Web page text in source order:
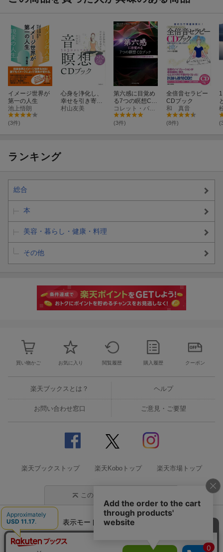
イメージ世界が
第一の人生
池上悟朗
(3件)
心身を浄化し、
幸せを引き寄せ
る音瞑想CDブッ
村山友美
第六感に目覚め
る7つの瞑想CD
ブック
コレット・バロン・リード
(3件)
全倍音セラピー
CDブック
和 真音
(8件)
ランキング
総合
本
美容・暮らし・健康・料理
その他
買い物かご お気に入り 閲覧履歴 購入履歴 クーポン
楽天ブックスとは？ ヘルプ
お問い合わせ窓口 ご意見・ご要望
楽天ブックストップ 楽天Koboトップ 楽天市場トップ
このページの先頭に戻る
表示モード モバイル
企業情報 個人情報保護方針
特定商取引法に基づく表記